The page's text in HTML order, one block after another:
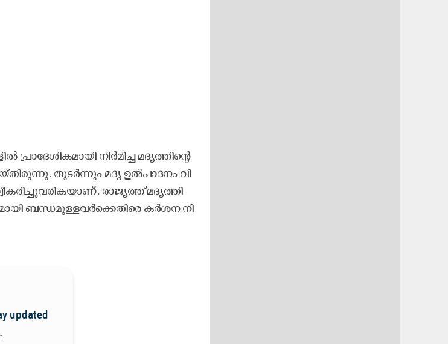
നി​ർ​മി​ച്ച മ​ദ്യ​ത്തി​ന്റെ
തു​ട​ർ​ന്നും മ​ദ്യ ഉ​ൽ​പാ​ദ​നം വി​
രാ​ജ്യ​ത്ത് മ​ദ്യ​ത്തി​
ബ​ന്ധ​മു​ള്ള​വ​ർ​ക്കെ​തി​രെ ക​ർ​ശ​ന നി​
updated